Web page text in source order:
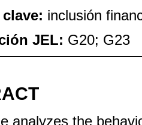
inclusión
JEL: G20; G23
analyzes the